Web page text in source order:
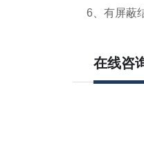
6、有屏蔽
在线咨